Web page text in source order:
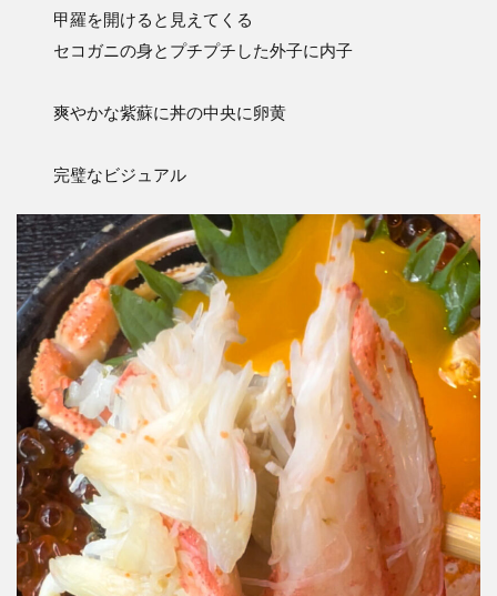
甲羅を開けると見えてくる
セコガニの身とプチプチした外子に内子
爽やかな紫蘇に丼の中央に卵黄
完璧なビジュアル